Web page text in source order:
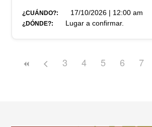
¿CUÁNDO?: 17/10/2026 | 12:00 am
¿DÓNDE?: Lugar a confirmar.
3 4 5 6 7